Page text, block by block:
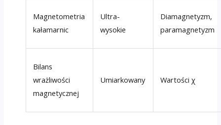
Magnetometria
kałamarnic
Ultra-
wysokie
Diamagnetyzm,
paramagnetyzm
Bilans
wrażliwości
magnetycznej
Umiarkowany Wartości χ